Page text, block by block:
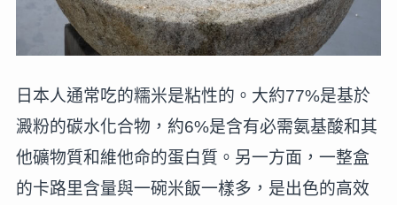
日本人通常吃的糯米是粘性的。大約77%是基於
澱粉的碳水化合物，約6%是含有必需氨基酸和其
他礦物質和維他命的蛋白質。另一方面，一整盒
的卡路里含量與一碗米飯一樣多，是出色的高效